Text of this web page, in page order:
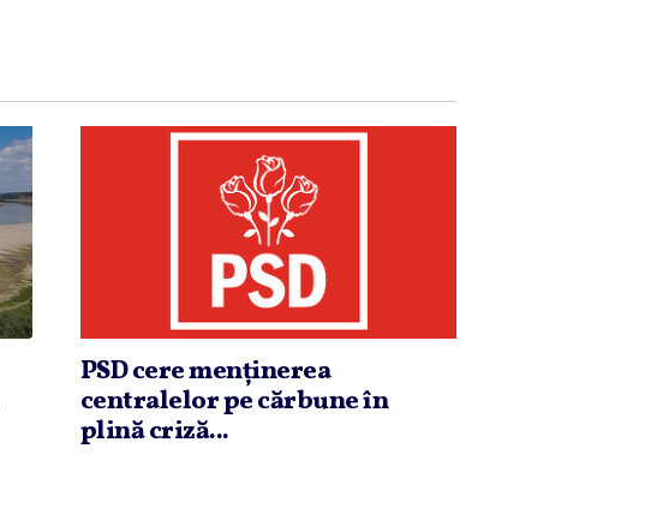
PSD cere menţinerea
centralelor pe cărbune în
plină criză...